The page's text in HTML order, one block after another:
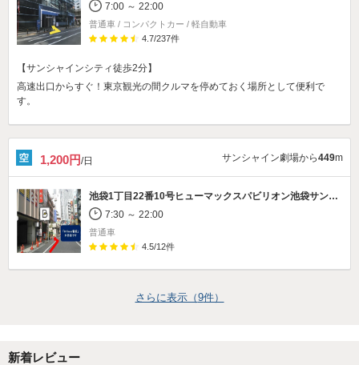
7:00 ～ 22:00
普通車 / コンパクトカー / 軽自動車
4.7/237件
【サンシャインシティ徒歩2分】
高速出口からすぐ！東京観光の間クルマを停めておく場所として便利で
す。
1,200円/日 サンシャイン劇場から449m
池袋1丁目22番10号ヒューマックスパビリオン池袋サンシャイン60通り駐車場
7:30 ～ 22:00
普通車
4.5/12件
さらに表示（9件）
新着レビュー